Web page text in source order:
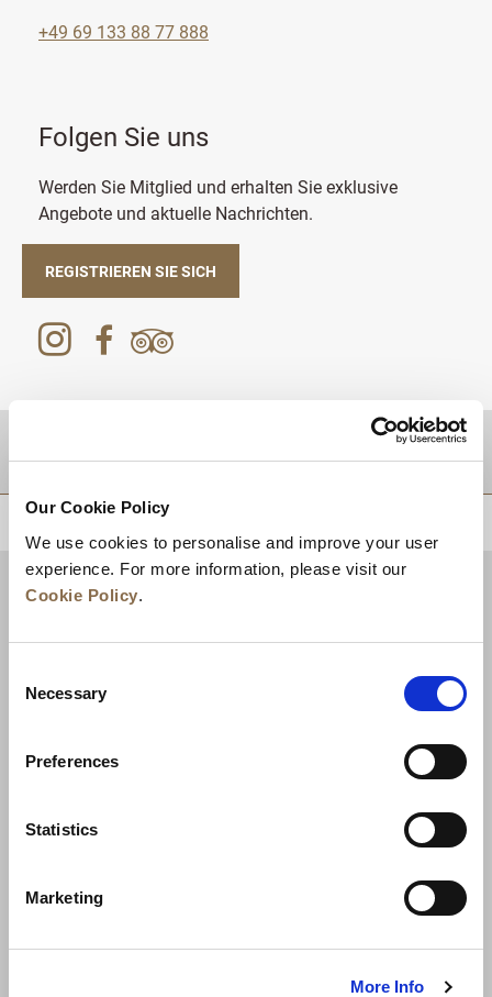
Our Cookie Policy
We use cookies to personalise and improve your user
experience. For more information, please visit our
Cookie Policy.
Selection
Necessary
Preferences
Statistics
Marketing
More Info
+49 69 133 88 77 888
Folgen Sie uns
Werden Sie Mitglied und erhalten Sie exklusive
Angebote und aktuelle Nachrichten.
REGISTRIEREN SIE SICH
Neuigkeiten